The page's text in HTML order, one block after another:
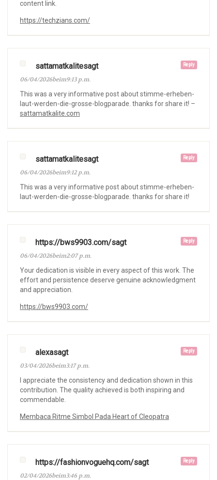
content link.
https://techzians.com/
Reply
sattamatkalitesagt
06/04/2026beim9:13 p.m.
This was a very informative post about stimme-erheben-
laut-werden-die-grosse-blogparade. thanks for share it! –
sattamatkalite.com
Reply
sattamatkalitesagt
06/04/2026beim9:12 p.m.
This was a very informative post about stimme-erheben-
laut-werden-die-grosse-blogparade. thanks for share it!
Reply
https://bws9903.com/sagt
06/04/2026beim2:07 p.m.
Your dedication is visible in every aspect of this work. The
effort and persistence deserve genuine acknowledgment
and appreciation.
https://bws9903.com/
Reply
alexasagt
03/04/2026beim3:17 p.m.
I appreciate the consistency and dedication shown in this
contribution. The quality achieved is both inspiring and
commendable.
Membaca Ritme Simbol Pada Heart of Cleopatra
Reply
https://fashionvoguehq.com/sagt
02/04/2026beim3:46 p.m.